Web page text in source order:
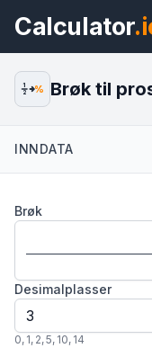
Calculator
1
2
% Brøk til
INNDATA
Brøk
Desimalplasser
0, 1, 2,5, 10, 14